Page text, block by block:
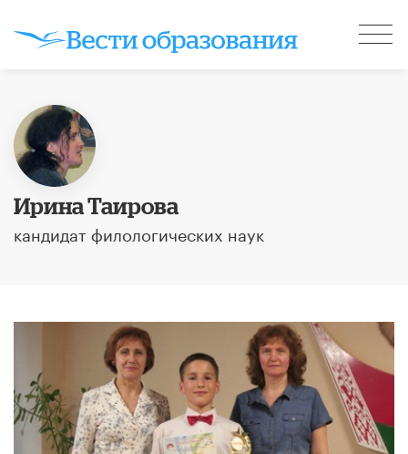
Ирина Таирова
кандидат филологических наук